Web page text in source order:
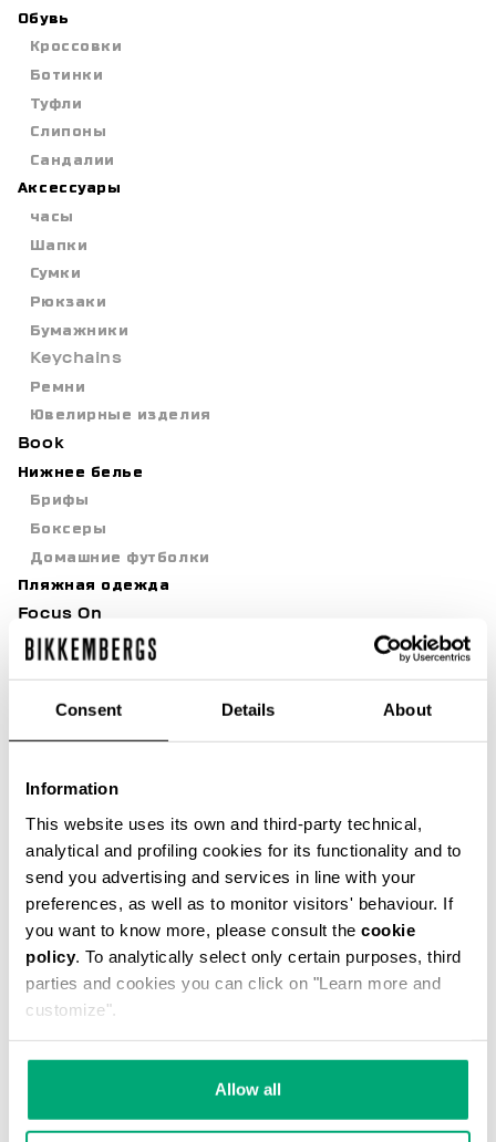
Consent Details About
Information
This website uses its own and third-party technical,
analytical and profiling cookies for its functionality and to
send you advertising and services in line with your
preferences, as well as to monitor visitors' behaviour. If
you want to know more, please consult the cookie
policy. To analytically select only certain purposes, third
parties and cookies you can click on "Learn more and
customize".
Allow all
Обувь
Кроссовки
Ботинки
Туфли
Слипоны
Сандалии
Аксессуары
часы
Шапки
Сумки
Рюкзаки
Бумажники
Keychains
Ремни
Ювелирные изделия
Book
Нижнее белье
Брифы
Боксеры
Домашние футболки
Пляжная одежда
Focus On
Soccer Club
Riviera League
98 Vibes
Back in Town
Best of Shoes
BKK Team Cup
B&W Core
Built to Stand Out
Evolve Yourself
New Basics